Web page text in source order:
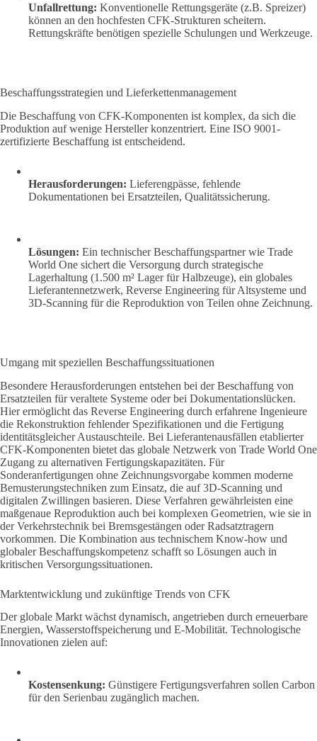
Unfallrettung: Konventionelle Rettungsgeräte (z.B. Spreizer)
können an den hochfesten CFK-Strukturen scheitern.
Rettungskräfte benötigen spezielle Schulungen und Werkzeuge.
Beschaffungsstrategien und Lieferkettenmanagement
Die Beschaffung von CFK-Komponenten ist komplex, da sich die
Produktion auf wenige Hersteller konzentriert. Eine ISO 9001-
zertifizierte Beschaffung ist entscheidend.
Herausforderungen: Lieferengpässe, fehlende
Dokumentationen bei Ersatzteilen, Qualitätssicherung.
Lösungen: Ein technischer Beschaffungspartner wie Trade
World One sichert die Versorgung durch strategische
Lagerhaltung (1.500 m² Lager für Halbzeuge), ein globales
Lieferantennetzwerk, Reverse Engineering für Altsysteme und
3D-Scanning für die Reproduktion von Teilen ohne Zeichnung.
Umgang mit speziellen Beschaffungssituationen
Besondere Herausforderungen entstehen bei der Beschaffung von
Ersatzteilen für veraltete Systeme oder bei Dokumentationslücken.
Hier ermöglicht das Reverse Engineering durch erfahrene Ingenieure
die Rekonstruktion fehlender Spezifikationen und die Fertigung
identitätsgleicher Austauschteile. Bei Lieferantenausfällen etablierter
CFK-Komponenten bietet das globale Netzwerk von Trade World One
Zugang zu alternativen Fertigungskapazitäten. Für
Sonderanfertigungen ohne Zeichnungsvorgabe kommen moderne
Bemusterungstechniken zum Einsatz, die auf 3D-Scanning und
digitalen Zwillingen basieren. Diese Verfahren gewährleisten eine
maßgenaue Reproduktion auch bei komplexen Geometrien, wie sie in
der Verkehrstechnik bei Bremsgestängen oder Radsatztragern
vorkommen. Die Kombination aus technischem Know-how und
globaler Beschaffungskompetenz schafft so Lösungen auch in
kritischen Versorgungssituationen.
Marktentwicklung und zukünftige Trends von CFK
Der globale Markt wächst dynamisch, angetrieben durch erneuerbare
Energien, Wasserstoffspeicherung und E-Mobilität. Technologische
Innovationen zielen auf:
Kostensenkung: Günstigere Fertigungsverfahren sollen Carbon
für den Serienbau zugänglich machen.